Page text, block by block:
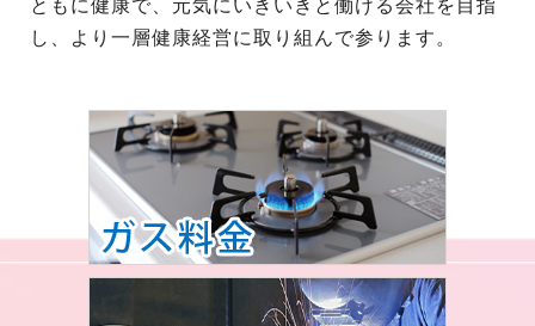
ともに健康で、元気にいきいきと働ける会社を目指
し、より一層健康経営に取り組んで参ります。